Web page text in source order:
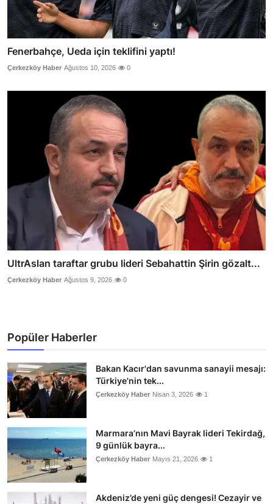
Fenerbahçe, Ueda için teklifini yaptı!
Çerkezköy Haber Ağustos 10, 2026 0
UltrAslan taraftar grubu lideri Sebahattin Şirin gözalt...
Çerkezköy Haber Ağustos 9, 2026 0
Popüler Haberler
Bakan Kacır'dan savunma sanayii mesajı:
Türkiye'nin tek...
Çerkezköy Haber Nisan 3, 2026 1
Marmara’nın Mavi Bayrak lideri Tekirdağ,
9 günlük bayra...
Çerkezköy Haber Mayıs 21, 2026 1
Akdeniz’de yeni güç dengesi! Cezayir ve